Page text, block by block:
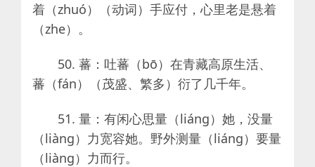
着（zhuó）（动词）手应付，心里老是悬着
（zhe）。
50. 蕃：吐蕃（bō）在青藏高原生活、
蕃（fán）（茂盛、繁多）衍了几千年。
51. 量：有闲心思量（liáng）她，没量
（liàng）力宽容她。野外测量（liáng）要量
（liàng）力而行。